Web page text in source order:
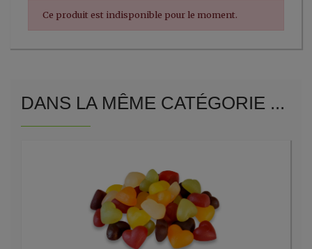
Ce produit est indisponible pour le moment.
DANS LA MÊME CATÉGORIE ...